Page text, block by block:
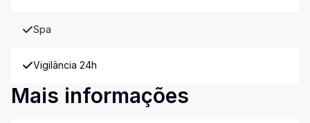
Spa
Vigilância 24h
Mais informações